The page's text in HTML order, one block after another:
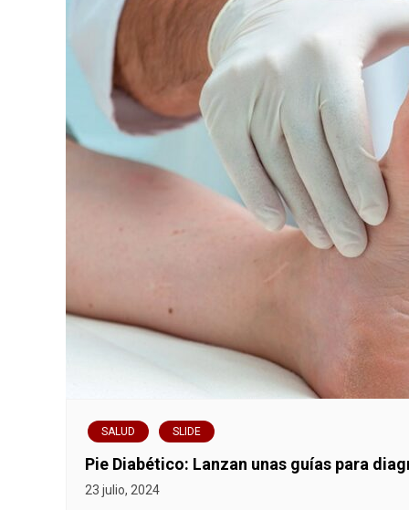
SALUD SLIDE
Pie Diabético: Lanzan unas guías para
23 julio, 2024